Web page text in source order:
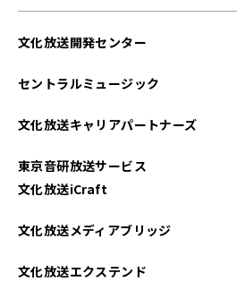
文化放送開発センター
セントラルミュージック
文化放送キャリアパートナーズ
東京音研放送サービス
文化放送iCraft
文化放送メディアブリッジ
文化放送エクステンド